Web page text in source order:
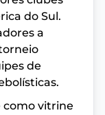
do Sul.
a
de
como vitrine